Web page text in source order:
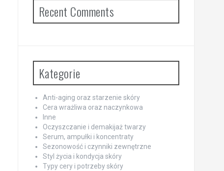
Recent Comments
Kategorie
Anti-aging oraz starzenie skóry
Cera wrażliwa oraz naczynkowa
Inne
Oczyszczanie i demakijaż twarzy
Serum, ampułki i koncentraty
Sezonowość i czynniki zewnętrzne
Styl życia i kondycja skóry
Typy cery i potrzeby skóry